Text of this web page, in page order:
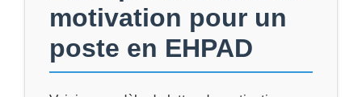
motivation pour un
poste en EHPAD